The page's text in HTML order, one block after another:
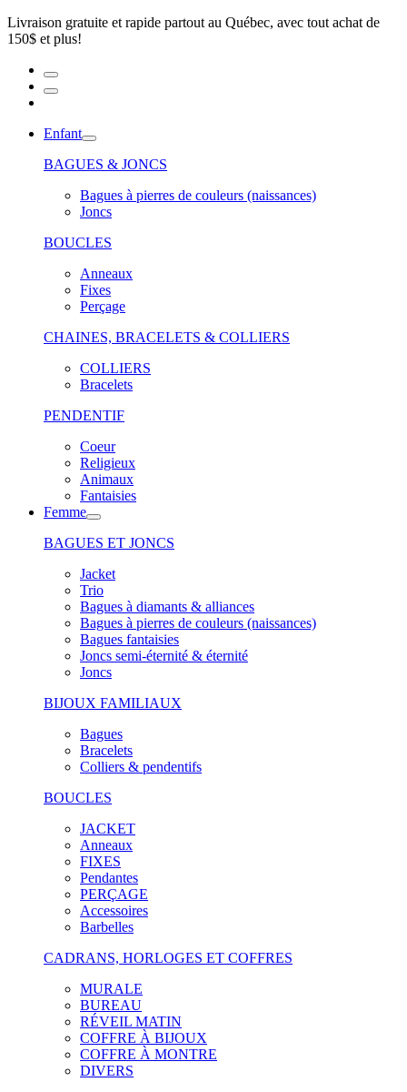
Livraison gratuite et rapide partout au Québec, avec tout achat de
150$ et plus!
Enfant
BAGUES & JONCS
Bagues à pierres de couleurs (naissances)
Joncs
BOUCLES
Anneaux
Fixes
Perçage
CHAINES, BRACELETS & COLLIERS
COLLIERS
Bracelets
PENDENTIF
Coeur
Religieux
Animaux
Fantaisies
Femme
BAGUES ET JONCS
Jacket
Trio
Bagues à diamants & alliances
Bagues à pierres de couleurs (naissances)
Bagues fantaisies
Joncs semi-éternité & éternité
Joncs
BIJOUX FAMILIAUX
Bagues
Bracelets
Colliers & pendentifs
BOUCLES
JACKET
Anneaux
FIXES
Pendantes
PERÇAGE
Accessoires
Barbelles
CADRANS, HORLOGES ET COFFRES
MURALE
BUREAU
RÉVEIL MATIN
COFFRE À BIJOUX
COFFRE À MONTRE
DIVERS